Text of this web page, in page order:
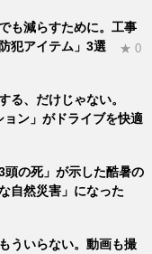
も減らすために。工事
犯アイテム」3選
★ 0
る、だけじゃない。
ョン」がドライブを快適
頭の死」が示した酷暑の
自然災害」になった
ういらない。動画も撮